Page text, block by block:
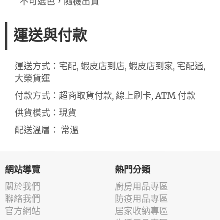
運送與付款
運送方式：宅配, 蝦皮店到店, 蝦皮店到家, 宅配通,
大榮貨運
付款方式：超商取貨付款, 線上刷卡, ATM 付款
供貨模式：現貨
配送溫層： 常溫
網站導覽
關於我們
聯絡我們
官方網站
熱門分類
廚房用品專區
防疫用品專區
居家收納專區